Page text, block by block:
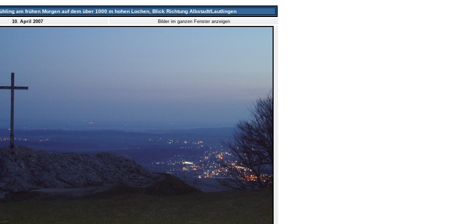
am frühen Morgen auf dem über 1000 m hohen Lochen, Blick Richtung Albstadt/Lautlingen
10. April 2007 Bilder im ganzen Fenster anzeigen